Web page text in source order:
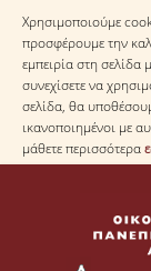
Χρησιμοποιούμε
προσφέρουμε την
εμπειρία στη σελίδα
συνεχίσετε να
σελίδα, θα
ικανοποιημένοι με
μάθετε περισσότερα